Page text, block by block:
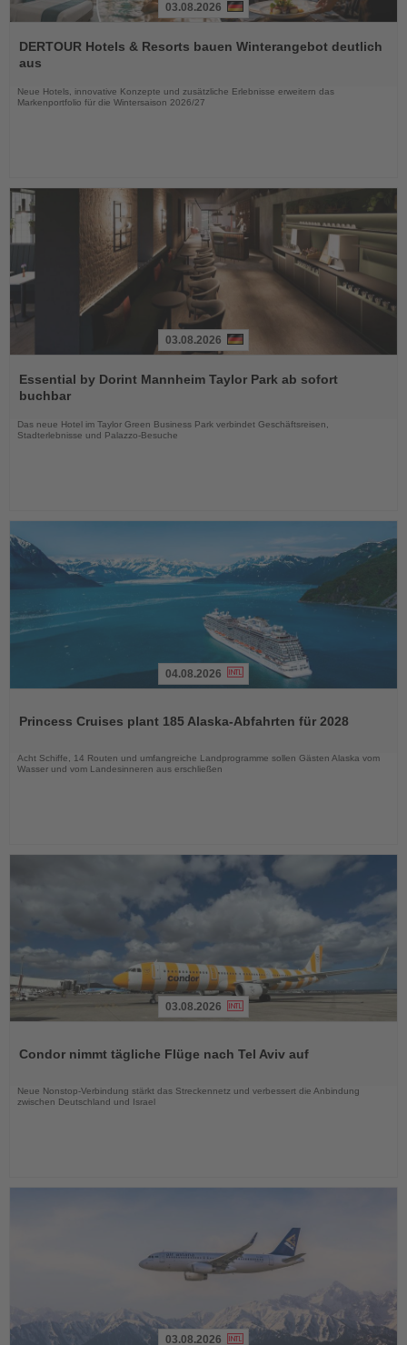
Sie
die
03.08.2026
DERTOUR Hotels & Resorts bauen Winterangebot deutlich
aus
Neue Hotels, innovative Konzepte und zusätzliche Erlebnisse erweitern das
Markenportfolio für die Wintersaison 2026/27
Sie
die
03.08.2026
Essential by Dorint Mannheim Taylor Park ab sofort
buchbar
Das neue Hotel im Taylor Green Business Park verbindet Geschäftsreisen,
Stadterlebnisse und Palazzo-Besuche
die
04.08.2026
Princess Cruises plant 185 Alaska-Abfahrten für 2028
Acht Schiffe, 14 Routen und umfangreiche Landprogramme sollen Gästen Alaska vom
Wasser und vom Landesinneren aus erschließen
die
03.08.2026
Condor nimmt tägliche Flüge nach Tel Aviv auf
Neue Nonstop-Verbindung stärkt das Streckennetz und verbessert die Anbindung
zwischen Deutschland und Israel
03.08.2026